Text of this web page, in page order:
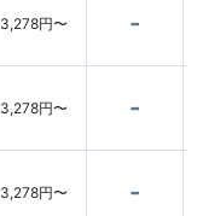
3,278円〜 -
3,278円〜 -
3,278円〜 -